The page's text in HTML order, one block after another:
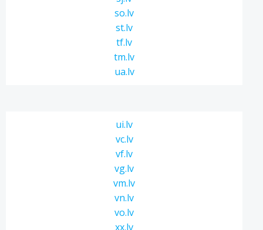
so.lv
st.lv
tf.lv
tm.lv
ua.lv
ui.lv
vc.lv
vf.lv
vg.lv
vm.lv
vn.lv
vo.lv
xx.lv